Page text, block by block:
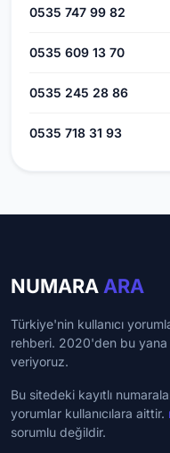
0535 747 99 82
0535 609 13 70
0535 245 28 86
0535 718 31 93
NUMARA ARA
Türkiye'nin kullanıcı
rehberi. 2020'den bu
veriyoruz.
Bu sitedeki kayıtlı
yorumlar kullanıcılara aittir.
sorumlu değildir.